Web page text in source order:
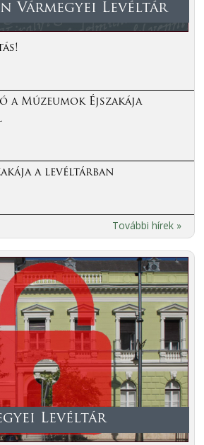
Vármegyei Levéltár
a Múzeumok Éjszakája
a levéltárban
További hírek »
Levéltár